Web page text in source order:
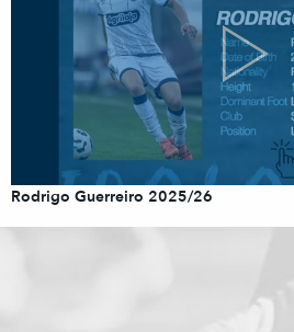
Rodrigo Guerreiro 2025/26